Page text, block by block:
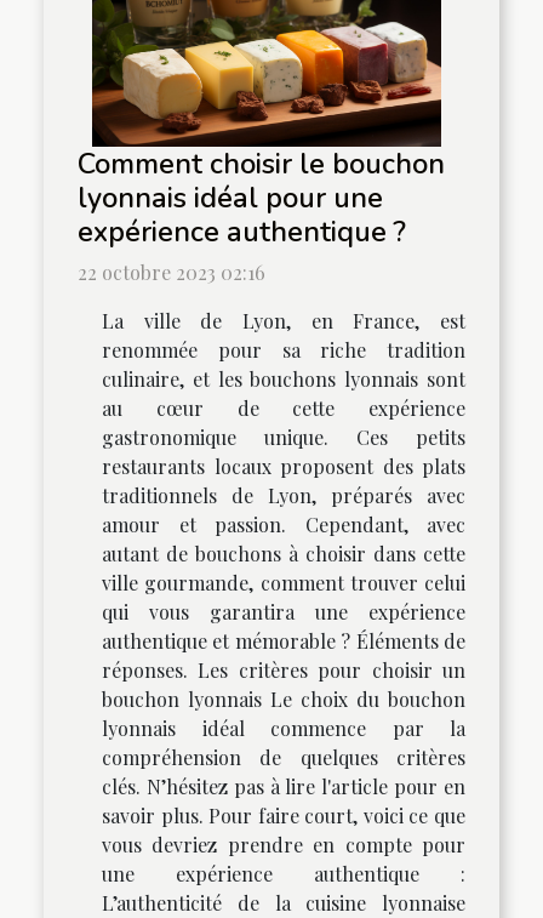
Comment choisir le bouchon
lyonnais idéal pour une
expérience authentique ?
22 octobre 2023 02:16
La ville de Lyon, en France, est
renommée pour sa riche tradition
culinaire, et les bouchons lyonnais sont
au cœur de cette expérience
gastronomique unique. Ces petits
restaurants locaux proposent des plats
traditionnels de Lyon, préparés avec
amour et passion. Cependant, avec
autant de bouchons à choisir dans cette
ville gourmande, comment trouver celui
qui vous garantira une expérience
authentique et mémorable ? Éléments de
réponses. Les critères pour choisir un
bouchon lyonnais Le choix du bouchon
lyonnais idéal commence par la
compréhension de quelques critères
clés. N’hésitez pas à lire l'article pour en
savoir plus. Pour faire court, voici ce que
vous devriez prendre en compte pour
une expérience authentique :
L’authenticité de la cuisine lyonnaise